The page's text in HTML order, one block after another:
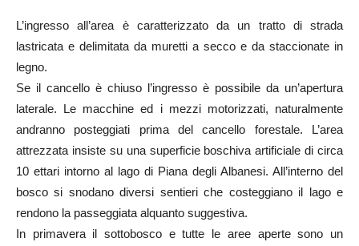
L’ingresso all’area è caratterizzato da un tratto di strada
lastricata e delimitata da muretti a secco e da staccionate in
legno.
Se il cancello è chiuso l’ingresso è possibile da un’apertura
laterale. Le macchine ed i mezzi motorizzati, naturalmente
andranno posteggiati prima del cancello forestale. L’area
attrezzata insiste su una superficie boschiva artificiale di circa
10 ettari intorno al lago di Piana degli Albanesi. All’interno del
bosco si snodano diversi sentieri che costeggiano il lago e
rendono la passeggiata alquanto suggestiva.
In primavera il sottobosco e tutte le aree aperte sono un